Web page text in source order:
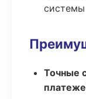
системы
Точные